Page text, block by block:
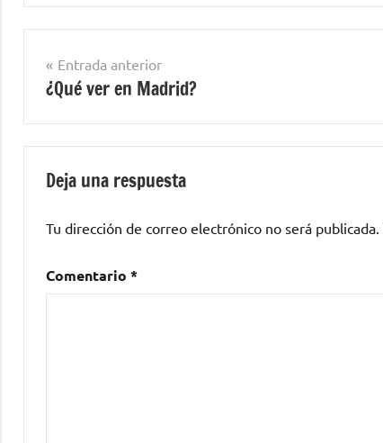
Navegación
de
entradas
Entrada anterior
¿Qué ver en Madrid?
Deja una respuesta
Tu dirección de correo electrónico no será publicada.
Comentario *